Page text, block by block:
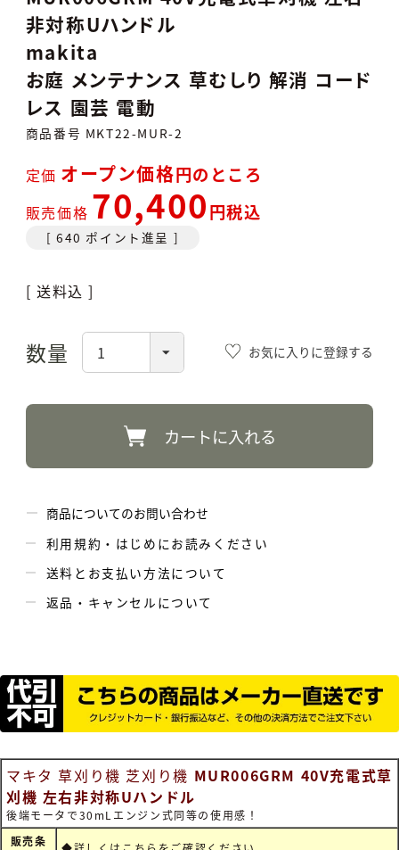
非対称Uハンドル
makita
お庭 メンテナンス 草むしり 解消 コード
レス 園芸 電動
商品番号 MKT22-MUR-2
定価 オープン価格 のところ
販売価格 70,400 税込
[ 640 ポイント進呈 ]
送料込
お気に入りに登録する
カートに入れる
商品についてのお問い合わせ
利用規約・はじめにお読みください
送料とお支払い方法について
返品・キャンセルについて
マキタ 草刈り機 芝刈り機 MUR006GRM 40V充電式草
刈機 左右非対称Uハンドル
後端モータで30mLエンジン式同等の使用感！
販売条